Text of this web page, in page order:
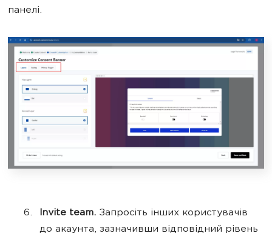
панелі.
Invite team. Запросіть інших користувачів
до акаунта, зазначивши відповідний рівень